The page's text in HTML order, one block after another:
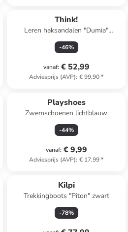
Think!
Leren haksandalen "Dumia"
beige/groen
-46%
vanaf: € 52,99
Adviesprijs (AVP): € 99,90*
Playshoes
Zwemschoenen lichtblauw
-44%
vanaf: € 9,99
Adviesprijs (AVP): € 17,99*
Kilpi
Trekkingboots "Piton" zwart
-78%